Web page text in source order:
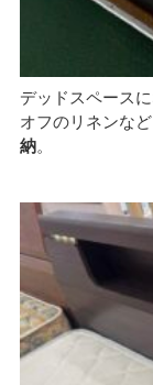
デッドスペース
オフのリネンな
納。